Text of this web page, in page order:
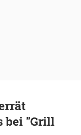
bei "Grill